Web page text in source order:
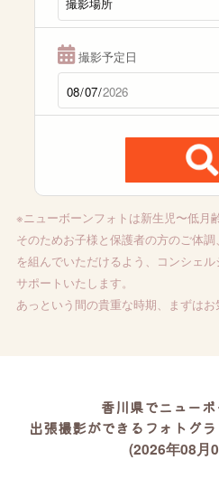
※ニューボーンフォトは新生児〜低月
そのためお子様と保護者の方のご体
を組んでいただけるよう、コンシェ
サポートいたします。
あっという間の貴重な時期、まずはお
撮影予定日
香川県でニュー
出張撮影ができるフォトグ
(2026年08月